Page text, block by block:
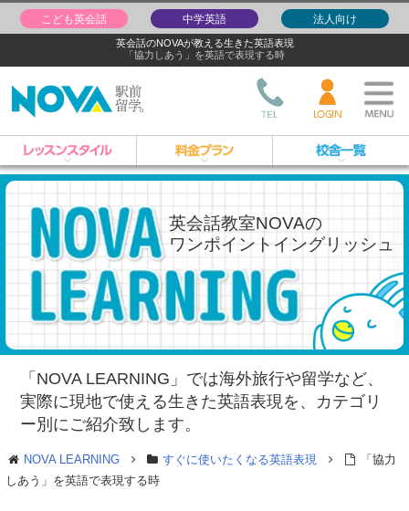
英会話のNOVAが教える生きた英語表現
「協力しあう」を英語で表現する時
こども英会話 中学英語 法人向け
英会話教室NOVAの
ワンポイントイングリッシュ
「NOVA LEARNING」では海外旅行や留学など、
実際に現地で使える生きた英語表現を、 カテゴリ
ー別にご紹介致します。
NOVA LEARNING すぐに使いたくなる英語表現
「協力
しあう」を英語で表現する時